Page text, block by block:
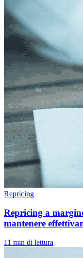
Repricing
Repricing a
mantenere
11 min di lettura